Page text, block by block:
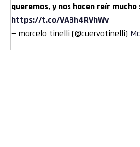
queremos, y nos hacen reír mucho
https://t.co/VABh4RVhWv
— marcelo tinelli (@cuervotinelli)